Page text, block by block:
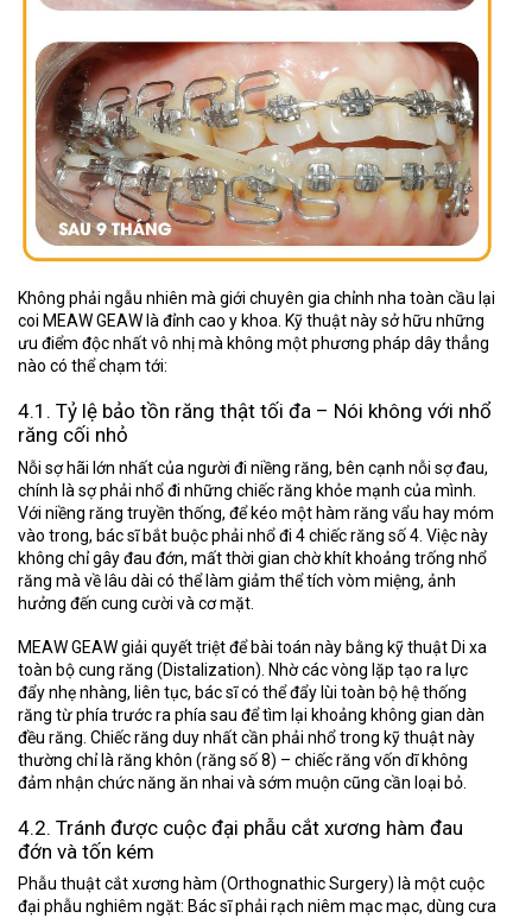
Không phải ngẫu nhiên mà giới chuyên gia chỉnh nha toàn cầu lại
coi MEAW GEAW là đỉnh cao y khoa. Kỹ thuật này sở hữu những
ưu điểm độc nhất vô nhị mà không một phương pháp dây thẳng
nào có thể chạm tới:
4.1. Tỷ lệ bảo tồn răng thật tối đa – Nói không với nhổ
răng cối nhỏ
Nỗi sợ hãi lớn nhất của người đi niềng răng, bên cạnh nỗi sợ đau,
chính là sợ phải nhổ đi những chiếc răng khỏe mạnh của mình.
Với niềng răng truyền thống, để kéo một hàm răng vẩu hay móm
vào trong, bác sĩ bắt buộc phải nhổ đi 4 chiếc răng số 4. Việc này
không chỉ gây đau đớn, mất thời gian chờ khít khoảng trống nhổ
răng mà về lâu dài có thể làm giảm thể tích vòm miệng, ảnh
hưởng đến cung cười và cơ mặt.
MEAW GEAW giải quyết triệt để bài toán này bằng kỹ thuật Di xa
toàn bộ cung răng (Distalization) . Nhờ các vòng lặp tạo ra lực
đẩy nhẹ nhàng, liên tục, bác sĩ có thể đẩy lùi toàn bộ hệ thống
răng từ phía trước ra phía sau để tìm lại khoảng không gian dàn
đều răng. Chiếc răng duy nhất cần phải nhổ trong kỹ thuật này
thường chỉ là răng khôn (răng số 8) – chiếc răng vốn dĩ không
đảm nhận chức năng ăn nhai và sớm muộn cũng cần loại bỏ.
4.2. Tránh được cuộc đại phẫu cắt xương hàm đau
đớn và tốn kém
Phẫu thuật cắt xương hàm (Orthognathic Surgery) là một cuộc
đại phẫu nghiêm ngặt: Bác sĩ phải rạch niêm mạc mạc, dùng cưa